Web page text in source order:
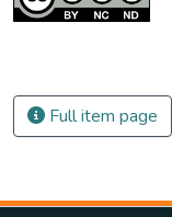
Full item page